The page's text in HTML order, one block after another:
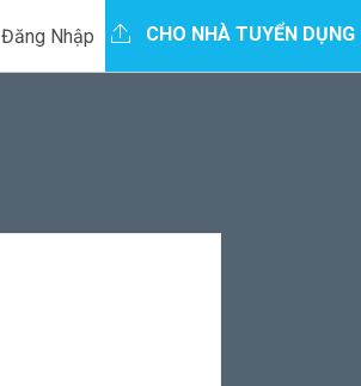
Đăng Nhập CHO NHÀ TUYỂN DỤNG